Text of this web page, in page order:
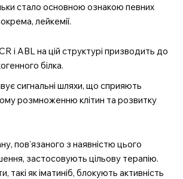
стало основною ознакою певних
лейкемії.
і ABL на цій структурі призводить до
білка.
сигнальні шляхи, що сприяють
розмноженню клітин та розвитку
пов’язаного з наявністю цього
застосовують цільову терапію.
такі як іматиніб, блокують активність